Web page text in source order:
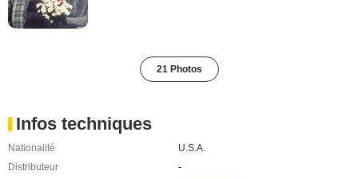
21 Photos
Infos techniques
Nationalité
U.S.A.
Distributeur
-